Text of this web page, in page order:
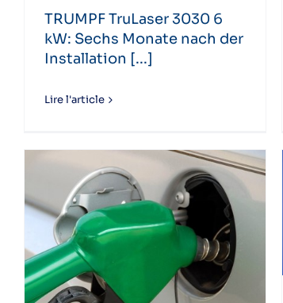
TRUMPF TruLaser 3030 6
kW: Sechs Monate nach der
Installation [...]
Lire l'article